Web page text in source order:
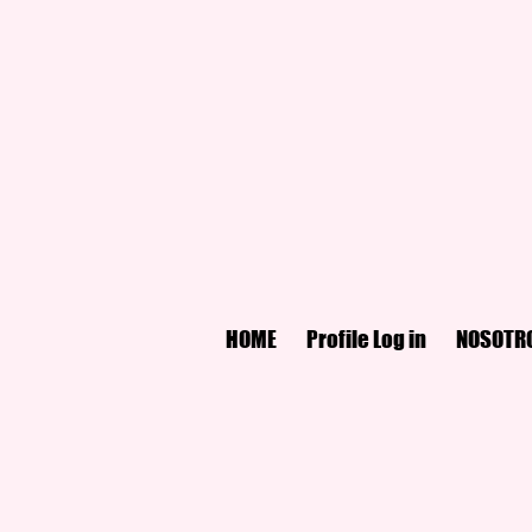
HOME Profile Log in